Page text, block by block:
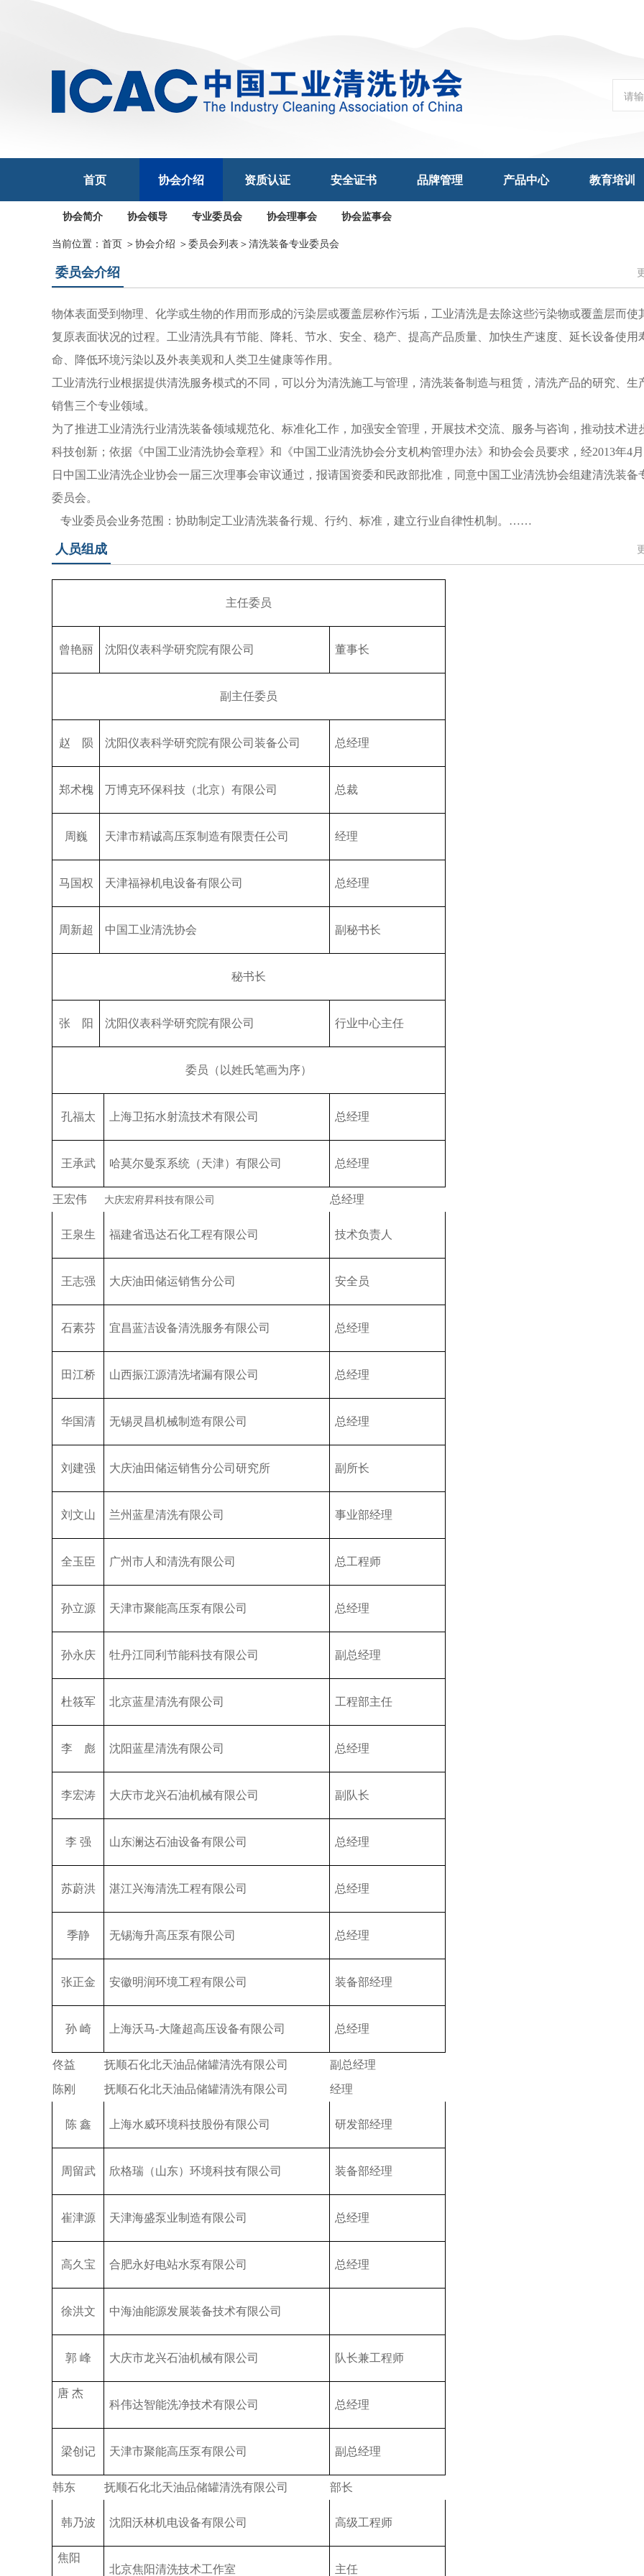
首页 协会介绍
协会简介 协会领导 专业委员会 协会理事会 协会监事会
资质认证 安全证书 品牌管理 产品中心 教育培训
当前位置： 首页 ＞协会介绍 ＞委员会列表 ＞清洗装备专业委员会
委员会介绍
物体表面受到物理、化学或生物的作用而形成的污染层或覆盖层称作污垢，工业清洗是去除这些污染物或覆盖层而使
复原表面状况的过程。工业清洗具有节能、降耗、节水、安全、稳产、提高产品质量、加快生产速度、延长设备使用
命、降低环境污染以及外表美观和人类卫生健康等作用。
工业清洗行业根据提供清洗服务模式的不同，可以分为清洗施工与管理，清洗装备制造与租赁，清洗产品的研究、生
销售三个专业领域。
为了推进工业清洗行业清洗装备领域规范化、标准化工作，加强安全管理，开展技术交流、服务与咨询，推动技术进
科技创新；依据《中国工业清洗协会章程》和《中国工业清洗协会分支机构管理办法》和协会会员要求，经2013年4月
日 中国工业清洗企业协会一届三次理事会审议通过，报请国资委和民政部批准，同意中国工业清洗协会组建清洗装备
委员会。
专业委员会业务范围：协助制定工业清洗装备行规、行约、标准，建立行业自律性机制。……
人员组成
主任委员
曾艳丽 沈阳仪表科学研究院有限公司 董事长
副主任委员
赵 陨 沈阳仪表科学研究院有限公司装备公司 总经理
郑术槐 万博克环保科技（北京）有限公司 总裁
周巍 天津市精诚高压泵制造有限责任公司 经理
马国权 天津福禄机电设备有限公司 总经理
周新超 中国工业清洗协会 副秘书长
秘书长
张 阳 沈阳仪表科学研究院有限公司 行业中心主任
委员（以姓氏笔画为序）
孔福太 上海卫拓水射流技术有限公司 总经理
王承武 哈莫尔曼泵系统（天津）有限公司 总经理
王宏伟 大庆宏府昇科技有限公司 总经理
王泉生 福建省迅达石化工程有限公司 技术负责人
王志强 大庆油田储运销售分公司 安全员
石素芬 宜昌蓝洁设备清洗服务有限公司 总经理
田江桥 山西振江源清洗堵漏有限公司 总经理
华国清 无锡灵昌机械制造有限公司 总经理
刘建强 大庆油田储运销售分公司研究所 副所长
刘文山 兰州蓝星清洗有限公司 事业部经理
全玉臣 广州市人和清洗有限公司 总工程师
孙立源 天津市聚能高压泵有限公司 总经理
孙永庆 牡丹江同利节能科技有限公司 副总经理
杜筱军 北京蓝星清洗有限公司 工程部主任
李 彪 沈阳蓝星清洗有限公司 总经理
李宏涛 大庆市龙兴石油机械有限公司 副队长
李 强 山东澜达石油设备有限公司 总经理
苏蔚洪 湛江兴海清洗工程有限公司 总经理
季静 无锡海升高压泵有限公司 总经理
张正金 安徽明润环境工程有限公司 装备部经理
孙 崎 上海沃马-大隆超高压设备有限公司 总经理
佟益 抚顺石化北天油品储罐清洗有限公司
副总经理
陈刚
抚顺石化北天油品储罐清洗有限公司 经理
陈 鑫 上海水威环境科技股份有限公司 研发部经理
周留武 欣格瑞（山东）环境科技有限公司 装备部经理
崔津源 天津海盛泵业制造有限公司 总经理
高久宝 合肥永好电站水泵有限公司 总经理
徐洪文 中海油能源发展装备技术有限公司
郭 峰 大庆市龙兴石油机械有限公司 队长兼工程师
唐 杰
科伟达智能洗净技术有限公司
总经理
梁创记 天津市聚能高压泵有限公司 副总经理
韩东 抚顺石化北天油品储罐清洗有限公司 部长
韩乃波 沈阳沃林机电设备有限公司 高级工程师
焦阳
北京焦阳清洗技术工作室
主任